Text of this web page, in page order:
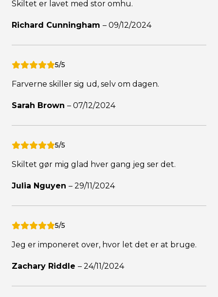
Skiltet er lavet med stor omhu.
Richard Cunningham – 09/12/2024
5/5
Farverne skiller sig ud, selv om dagen.
Sarah Brown – 07/12/2024
5/5
Skiltet gør mig glad hver gang jeg ser det.
Julia Nguyen – 29/11/2024
5/5
Jeg er imponeret over, hvor let det er at bruge.
Zachary Riddle – 24/11/2024